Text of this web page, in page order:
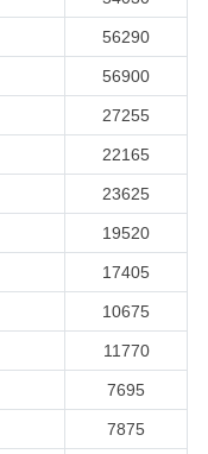
56290
56900
27255
22165
23625
19520
17405
10675
11770
7695
7875